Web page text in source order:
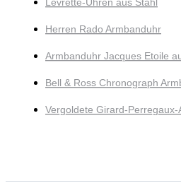
Levrette-Uhren aus Stahl
Herren Rado Armbanduhr
Armbanduhr Jacques Etoile
Bell & Ross Chronograph
Vergoldete Girard-